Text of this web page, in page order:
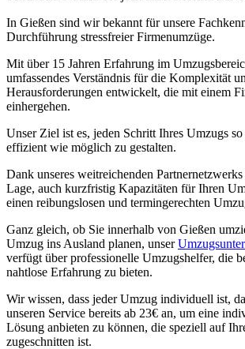
In Gießen sind wir bekannt für unsere
Durchführung stressfreier Firmenumzüge.
Mit über 15 Jahren Erfahrung im
umfassendes Verständnis für die Komplexität
Herausforderungen entwickelt, die mit einem
einhergehen.
Unser Ziel ist es, jeden Schritt Ihres Umzugs
effizient wie möglich zu gestalten.
Dank unseres weitreichenden
Lage, auch kurzfristig Kapazitäten für Ihren
einen reibungslosen und termingerechten
Ganz gleich, ob Sie innerhalb von Gießen
Umzug ins Ausland planen, unser
verfügt über professionelle Umzugshelfer, die
nahtlose Erfahrung zu bieten.
Wir wissen, dass jeder Umzug individuell ist,
unseren Service bereits ab 23€ an, um eine
Lösung anbieten zu können, die speziell auf
zugeschnitten ist.